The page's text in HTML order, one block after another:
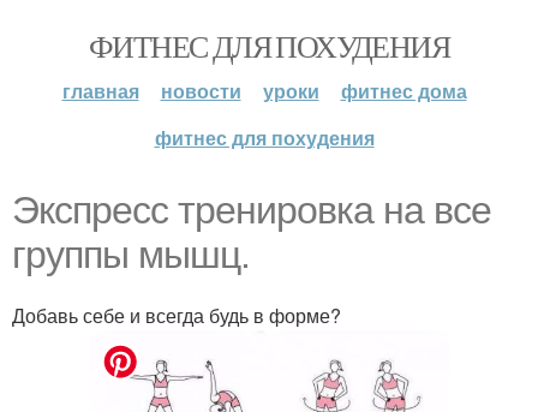
ФИТНЕС ДЛЯ ПОХУДЕНИЯ
главная новости уроки
фитнес дома
фитнес для похудения
Экспресс тренировка на все
группы мышц.
Добавь себе и всегда будь в форме?